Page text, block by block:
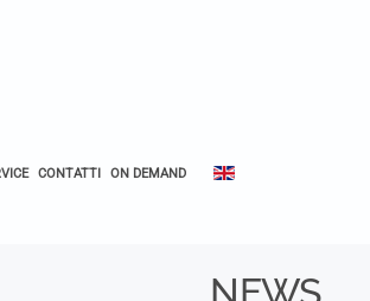
CONTATTI ON DEMAND
NEWS